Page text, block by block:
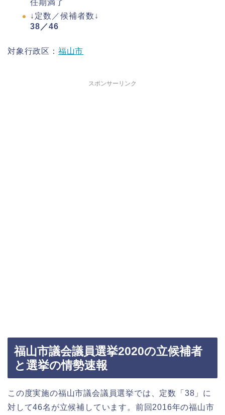
任期満了
↓定数／候補者数↓
38／46
対象行政区： 福山市
スポンサーリンク
福山市議会議員選挙2020の立候補者
と選挙の情勢速報
この度実施の福山市議会議員選挙では、定数「38」に
対して46名が立候補しています。前回2016年の福山市